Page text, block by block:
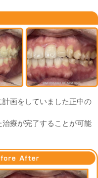
画をしていました正中の
療が完了することが可能